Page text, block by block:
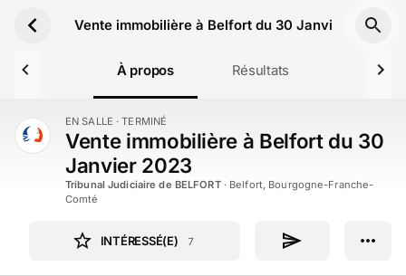
Vente immobilière à Belfort du 30 Janvier 2023
À propos Résultats
TERMINÉ EN SALLE · TERMINÉ
Vente immobilière à Belfort du 30
Janvier 2023
Tribunal Judiciaire de BELFORT· Belfort, Bourgogne-Franche-
Comté
INTÉRESSÉ(E) 7